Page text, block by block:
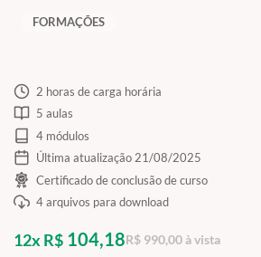
FORMAÇÕES
2 horas de carga horária
5 aulas
4 módulos
Última atualização 21/08/2025
Certificado de conclusão de curso
4 arquivos para download
12x R$ 104,18R$ 990,00 à vista